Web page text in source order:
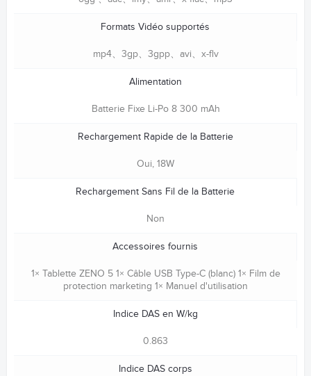
Formats Vidéo supportés
mp4、3gp、3gpp、avi、x-flv
Alimentation
Batterie Fixe Li-Po 8 300 mAh
Rechargement Rapide de la Batterie
Oui, 18W
Rechargement Sans Fil de la Batterie
Non
Accessoires fournis
1× Tablette ZENO 5 1× Câble USB Type-C (blanc) 1× Film de
protection marketing 1× Manuel d'utilisation
Indice DAS en W/kg
0.863
Indice DAS corps